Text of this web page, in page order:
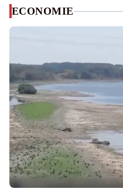
ECONOMIE